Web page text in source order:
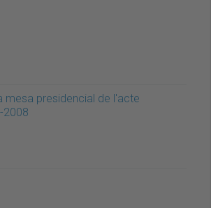
mesa presidencial de l'acte
2008